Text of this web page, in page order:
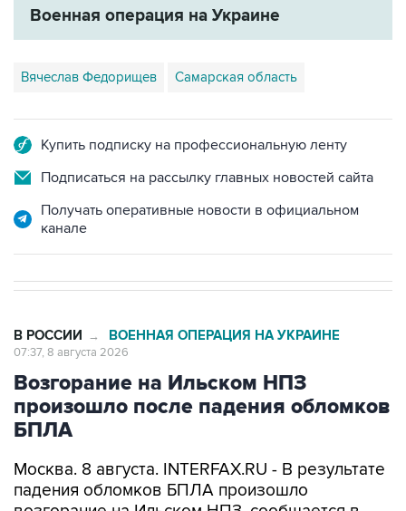
Военная операция на Украине
Вячеслав Федорищев Самарская область
Купить подписку на профессиональную ленту
Подписаться на рассылку главных новостей сайта
Получать оперативные новости в официальном
канале
В РОССИИ → ВОЕННАЯ ОПЕРАЦИЯ НА УКРАИНЕ
07:37, 8 августа 2026
Возгорание на Ильском НПЗ
произошло после падения обломков
БПЛА
Москва. 8 августа. INTERFAX.RU - В результате
падения обломков БПЛА произошло